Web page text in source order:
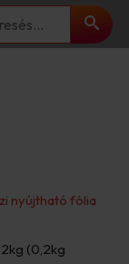
nyújtható fólia
(0,2kg